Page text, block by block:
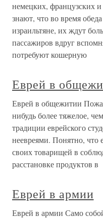
немецких, французских
знают, что во время
израильтяне, их ждут
пассажиров вдруг
потребуют кошерную
Еврей в
Еврей в общежитии
нибудь более тяжелое,
традиции еврейского
неевреями. Понятно, что
своих товарищей в
расстановке продуктов в
Еврей в армии
Еврей в армии Само